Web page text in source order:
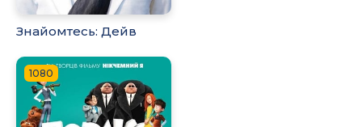
Знайомтесь: Дейв
1080